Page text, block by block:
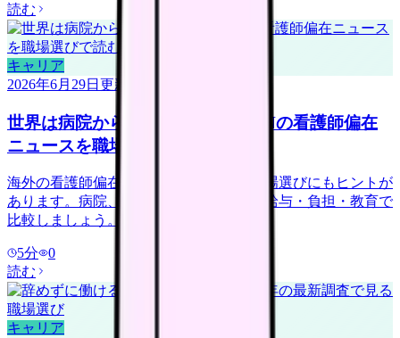
読む
キャリア
2026年6月29日 更新
世界は病院から地域・在宅へ？ICNの看護師偏在
ニュースを職場選びで読む
海外の看護師偏在ニュースは、日本の職場選びにもヒントが
あります。病院、訪問看護、地域ケアを給与・負担・教育で
比較しましょう。
5分
0
読む
キャリア